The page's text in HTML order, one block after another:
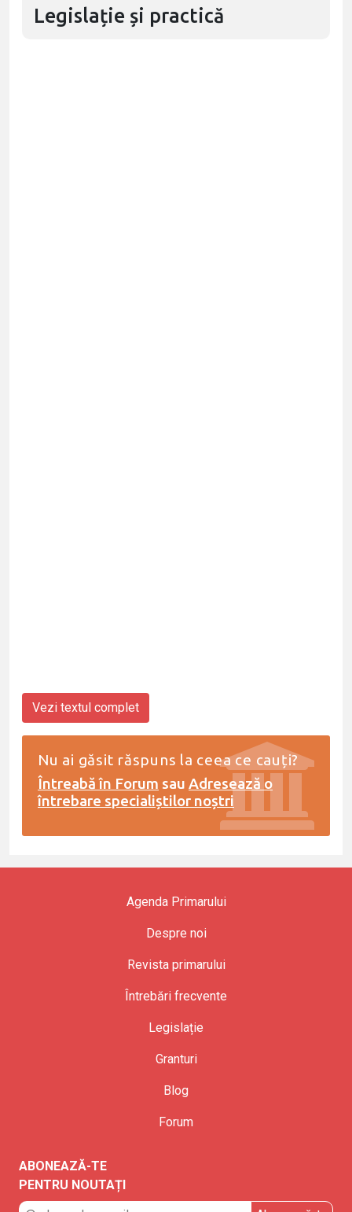
Legislație și practică
Vezi textul complet
Nu ai găsit răspuns la ceea ce cauți?
Întreabă în Forum sau Adresează o
întrebare specialiștilor noștri
Agenda Primarului
Despre noi
Revista primarului
Întrebări frecvente
Legislație
Granturi
Blog
Forum
ABONEAZĂ-TE
PENTRU NOUTAȚI